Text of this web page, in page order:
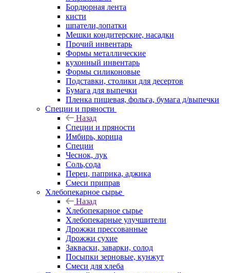
Бордюрная лента
кисти
шпатели,лопатки
Мешки кондитерские, насадки
Прочий инвентарь
Формы металлические
кухонный инвентарь
Формы силиконовые
Подставки, столики для десертов
Бумага для выпечки
Пленка пищевая, фольга, бумага д/выпечки
Специи и пряности
Назад
Специи и пряности
Имбирь, корица
Специи
Чеснок, лук
Соль,сода
Перец, паприка, аджика
Смеси приправ
Хлебопекарное сырье
Назад
Хлебопекарное сырье
Хлебопекарные улучшители
Дрожжи прессованные
Дрожжи сухие
Закваски, заварки, солод
Посыпки зерновые, кунжут
Смеси для хлеба